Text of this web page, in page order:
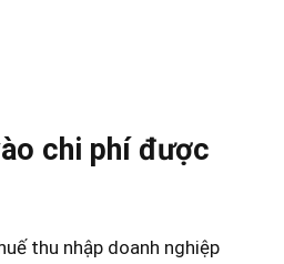
chi phí được
thu nhập doanh nghiệp